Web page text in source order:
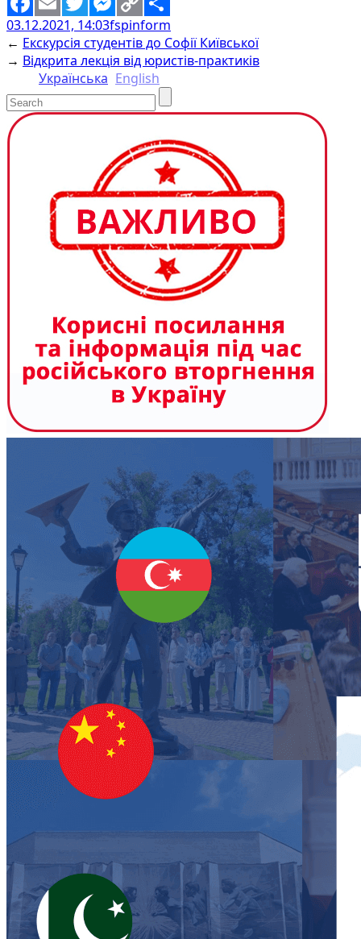
Facebook
EmailTwitterMessenger
Copy
Link
Share
03.12.2021, 14:03fspinform
← Екскурсія студентів до Софії Київської
→ Відкрита лекція від юристів-практиків
Українська English